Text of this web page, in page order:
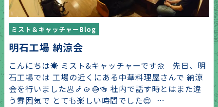
ミスト＆キャッチャーBlog
明石工場 納涼会
こんにちは☀️ ミスト&キャッチャーです🌼 先日、明
石工場では 工場の近くにある中華料理屋さんで 納涼
会を行いました🥟🍤🥠🍥🍻 社内で話す時とはまた違
う雰囲気で とても楽しい時間でした😌 …